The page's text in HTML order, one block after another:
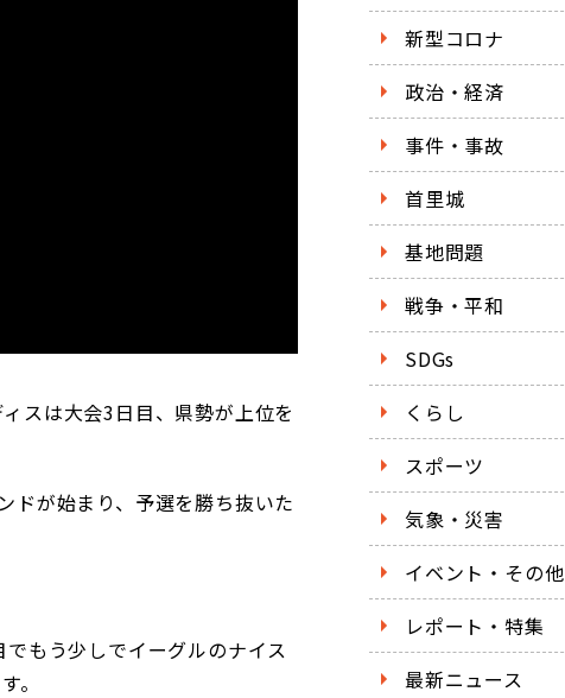
スは大会3日目、県勢が上位を
ドが始まり、予選を勝ち抜いた
もう少しでイーグルのナイス
。
新型コロナ
政治・経済
事件・事故
首里城
基地問題
戦争・平和
SDGs
くらし
スポーツ
気象・災害
イベント・その他
レポート・特集
最新ニュース